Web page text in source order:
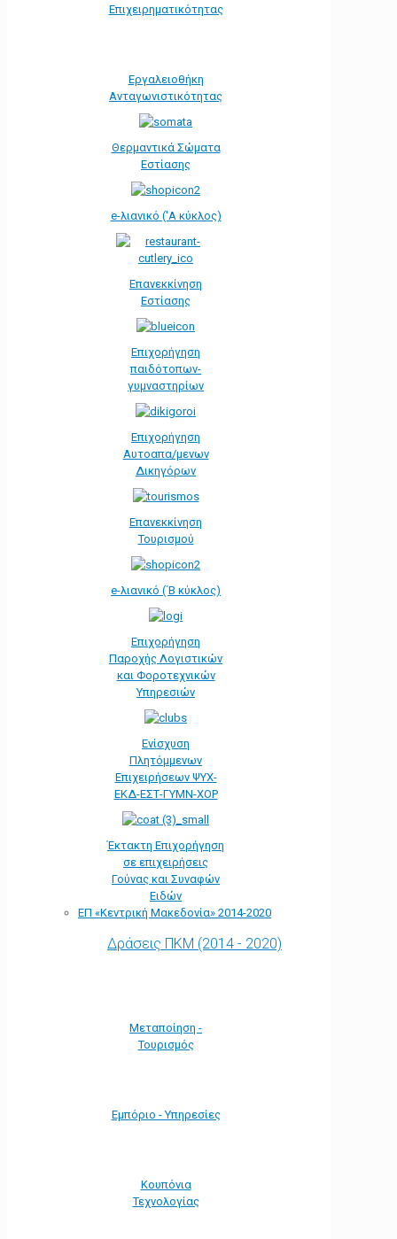
Eπιχειρηματικότητας
Εργαλειοθήκη
Ανταγωνιστικότητας
Θερμαντικά Σώματα
Εστίασης
e-λιανικό ('Α κύκλος)
Επανεκκίνηση
Εστίασης
Επιχορήγηση
παιδότοπων-
γυμναστηρίων
Επιχορήγηση
Αυτοαπα/μενων
Δικηγόρων
Επανεκκίνηση
Τουρισμού
e-λιανικό (΄Β κύκλος)
Επιχορήγηση
Παροχής Λογιστικών
και Φοροτεχνικών
Υπηρεσιών
Ενίσχυση
Πλητόμμενων
Επιχειρήσεων ΨΥΧ-
ΕΚΔ-ΕΣΤ-ΓΥΜΝ-ΧΟΡ
Έκτακτη Επιχορήγηση
σε επιχειρήσεις
Γούνας και Συναφών
Ειδών
ΕΠ «Kεντρική Μακεδονία» 2014-2020
Δράσεις ΠΚΜ (2014 - 2020)
Μεταποίηση -
Τουρισμός
Εμπόριο - Υπηρεσίες
Κουπόνια
Τεχνολογίας